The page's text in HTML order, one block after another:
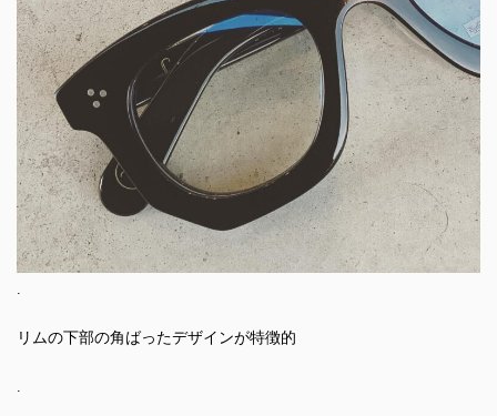
.
リムの下部の角ばったデザインが特徴的
.